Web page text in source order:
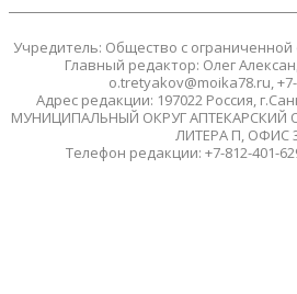
Учредитель: Общество с
Главный редактор: Олег
o.tretyakov@moika78.ru,
Адрес редакции: 197022 Россия,
МУНИЦИПАЛЬНЫЙ ОКРУГ АПТЕКАРСКИЙ
ЛИТЕРА П, ОФИС
Телефон редакции: +7-812-401-